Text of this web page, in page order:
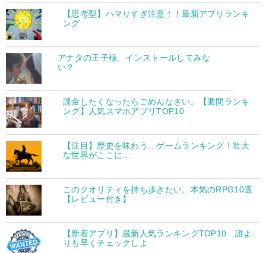
【思考型】ハマりすぎ注意！！最新アプリランキ
ング
アナタの王子様、インストールしてみな
い？
課金したくなったらごめんなさい。【週間ランキ
ング】人気スマホアプリTOP10
【注目】歴史を味わう、ゲームランキング！壮大
な世界がここに…
このクオリティを持ち歩きたい。本気のRPG10選
【レビュー付き】
【新着アプリ】最新人気ランキングTOP10 誰よ
りも早くチェックしよ